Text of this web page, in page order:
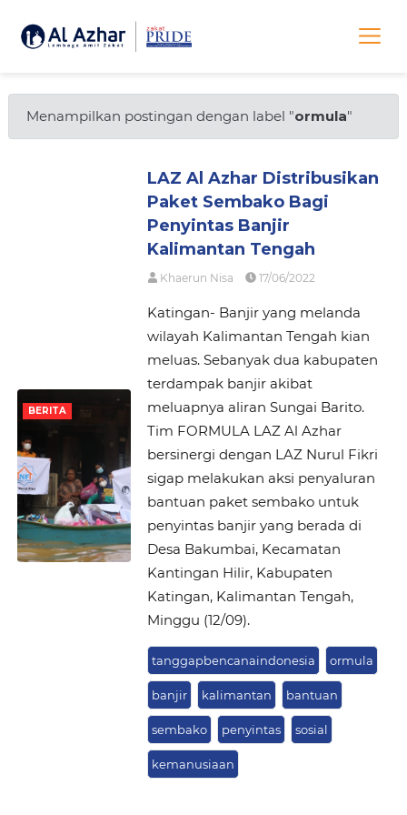
Menampilkan postingan dengan label "ormula"
BERITA
LAZ Al Azhar Distribusikan
Paket Sembako Bagi
Penyintas Banjir
Kalimantan Tengah
Khaerun Nisa 17/06/2022
Katingan- Banjir yang melanda
wilayah Kalimantan Tengah kian
meluas. Sebanyak dua kabupaten
terdampak banjir akibat
meluapnya aliran Sungai Barito.
Tim FORMULA LAZ Al Azhar
bersinergi dengan LAZ Nurul Fikri
sigap melakukan aksi penyaluran
bantuan paket sembako untuk
penyintas banjir yang berada di
Desa Bakumbai, Kecamatan
Kantingan Hilir, Kabupaten
Katingan, Kalimantan Tengah,
Minggu (12/09).
tanggapbencanaindonesia ormula
banjir kalimantan bantuan
sembako penyintas sosial
kemanusiaan